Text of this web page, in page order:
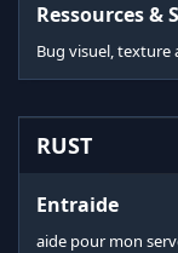
Ressources &
Bug visuel, texture
RUST
Entraide
aide pour mon